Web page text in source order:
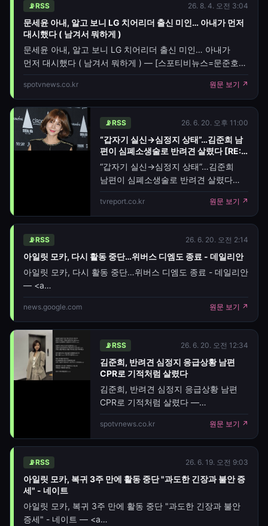
📡RSS 26. 8. 4. 오전 3:04
문세윤 아내, 알고 보니 LG 치어리더 출신 미인… 아내가 먼저
대시했다 ( 남겨서 뭐하게 )
문세윤 아내, 알고 보니 LG 치어리더 출신 미인… 아내가
먼저 대시했다 ( 남겨서 뭐하게 ) — [스포티비뉴스=문준호
기자] 코미디언 문세윤의 아내가 과거 LG트윈스 응원단
치어리더 팀장을 맡았던 김하나인 것으로 알려졌다.3일 tvN
STORY 예능 남겨서 뭐하게 에는 문세윤, 이정진 그리고
흑백요리사 에서 화제를 모았던 이모카세 가 등장해 MC
이영자, 박세리와 오순도순 여러 이야기를 나눴다.이날
이영자가 문세윤의 결혼 스토리를 궁금해하자, 문세윤은
저는 반전인 게, 와이프가 대시를 해서 제가
spotvnews.co.kr 원문 보기 ↗
📡RSS 26. 6. 20. 오후 11:00
“갑자기 실신→심정지 상태”…김준희 남
편이 심폐소생술로 반려견 살렸다 [RE:
스타]
“갑자기 실신→심정지 상태”…김준희
남편이 심폐소생술로 반려견 살렸다
[RE:스타] — [TV리포트=이태서 기자]
방송인 출신 사업가 김준희가 반려견이
심정지 상태가 왔던 급박한 상황을
"집에 온 엄마가 반가워 모카(반려견)가
우다다 하다가 갑자기 뒤로 그대로
넘어가서 실신했다. 심정지 상태에서
tvreport.co.kr 원문 보기 ↗
📡RSS 26. 6. 20. 오전 2:14
아일릿 모카, 다시 활동 중단…위버스 디엠도 종료 - 데일리안
아일릿 모카, 다시 활동 중단…위버스 디엠도 종료 - 데일리안
— <a
href="https://news.google.com/rss/articles/
news.google.com 원문 보기 ↗
📡RSS 26. 6. 20. 오전 12:34
김준희, 반려견 심정지 응급상황 남편
CPR로 기적처럼 살렸다
김준희, 반려견 심정지 응급상황 남편
CPR로 기적처럼 살렸다 —
[스포티비뉴스=김지호 기자] 방송인 겸
사업가 김준희가 반려견이 갑작스러운
심정지 증세를 보였던 긴박한 순간을
최근 자신의 SNS를 통해 반려견 모카가
의식을 잃는 응급상황을 겪었다 고
집에 온 엄마를 반갑게 맞으며
뛰어다니던 모카가 갑자기 뒤로
spotvnews.co.kr 원문 보기 ↗
📡RSS 26. 6. 19. 오전 9:03
아일릿 모카, 복귀 3주 만에 활동 중단 "과도한 긴장과 불안 증
세" - 네이트
아일릿 모카, 복귀 3주 만에 활동 중단 "과도한 긴장과 불안
증세" - 네이트 — <a